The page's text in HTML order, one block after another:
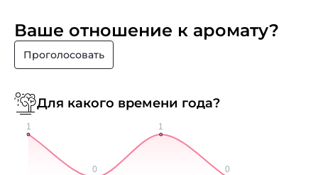
Ваше отношение к аромату?
Проголосовать
Для какого времени года?